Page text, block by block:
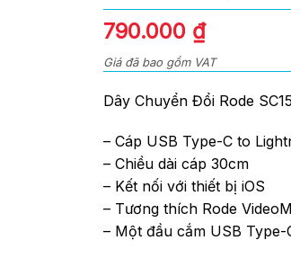
0
out
of
790.000 ₫
Giá đã bao gồm VAT
Dây Chuyển Đổi Rode
– Cáp USB Type-C to
– Chiều dài cáp 30cm
– Kết nối với thiết bị iOS
– Tương thích Rode
– Một đầu cắm USB